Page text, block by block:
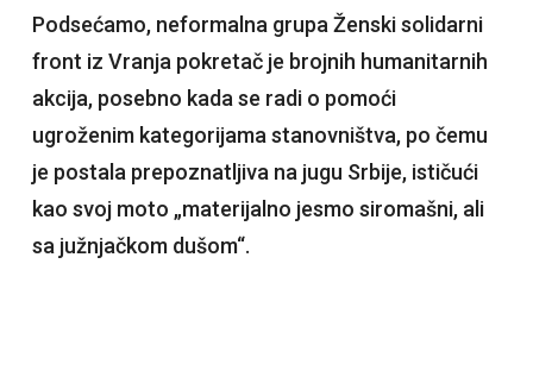
Podsećamo, neformalna grupa Ženski solidarni
front iz Vranja pokretač je brojnih humanitarnih
akcija, posebno kada se radi o pomoći
ugroženim kategorijama stanovništva, po čemu
je postala prepoznatljiva na jugu Srbije, ističući
kao svoj moto „materijalno jesmo siromašni, ali
sa južnjačkom dušom“.